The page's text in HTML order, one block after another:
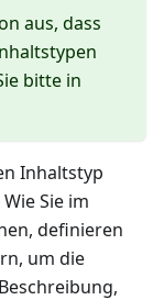
aus, dass
bitte in
Inhaltstyp
Sie im
definieren
um die